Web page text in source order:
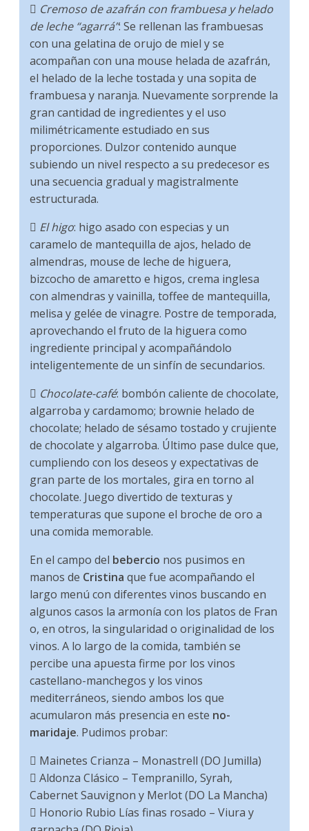
 Cremoso de azafrán con frambuesa y helado
de leche “agarrá”: Se rellenan las frambuesas
con una gelatina de orujo de miel y se
acompañan con una mouse helada de azafrán,
el helado de la leche tostada y una sopita de
frambuesa y naranja. Nuevamente sorprende la
gran cantidad de ingredientes y el uso
milimétricamente estudiado en sus
proporciones. Dulzor contenido aunque
subiendo un nivel respecto a su predecesor es
una secuencia gradual y magistralmente
estructurada.
 El higo: higo asado con especias y un
caramelo de mantequilla de ajos, helado de
almendras, mouse de leche de higuera,
bizcocho de amaretto e higos, crema inglesa
con almendras y vainilla, toffee de mantequilla,
melisa y gelée de vinagre. Postre de temporada,
aprovechando el fruto de la higuera como
ingrediente principal y acompañándolo
inteligentemente de un sinfín de secundarios.
 Chocolate-café: bombón caliente de chocolate,
algarroba y cardamomo; brownie helado de
chocolate; helado de sésamo tostado y crujiente
de chocolate y algarroba. Último pase dulce que,
cumpliendo con los deseos y expectativas de
gran parte de los mortales, gira en torno al
chocolate. Juego divertido de texturas y
temperaturas que supone el broche de oro a
una comida memorable.
En el campo del bebercio nos pusimos en
manos de Cristina que fue acompañando el
largo menú con diferentes vinos buscando en
algunos casos la armonía con los platos de Fran
o, en otros, la singularidad o originalidad de los
vinos. A lo largo de la comida, también se
percibe una apuesta firme por los vinos
castellano-manchegos y los vinos
mediterráneos, siendo ambos los que
acumularon más presencia en este no-
maridaje. Pudimos probar:
 Mainetes Crianza – Monastrell (DO Jumilla)
 Aldonza Clásico – Tempranillo, Syrah,
Cabernet Sauvignon y Merlot (DO La Mancha)
 Honorio Rubio Lías finas rosado – Viura y